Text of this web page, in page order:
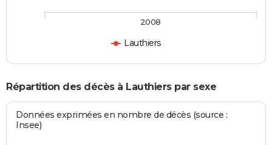
Lauthiers
2008
Répartition des décès à Lauthiers par sexe
Données exprimées en nombre de décès (source :
Insee)